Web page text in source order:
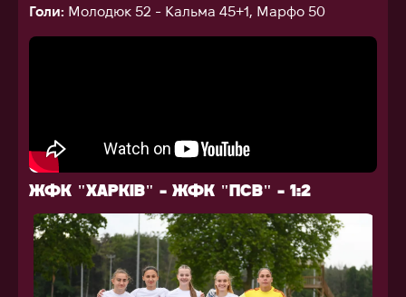
Голи: Молодюк 52 - Кальма 45+1, Марфо 50
ЖФК "ХАРКІВ" - ЖФК "ПСВ" - 1:2